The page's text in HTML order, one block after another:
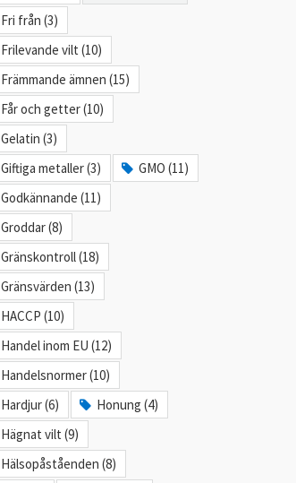
Fri från (3)
Frilevande vilt (10)
Främmande ämnen (15)
Får och getter (10)
Gelatin (3)
Giftiga metaller (3)
GMO (11)
Godkännande (11)
Groddar (8)
Gränskontroll (18)
Gränsvärden (13)
HACCP (10)
Handel inom EU (12)
Handelsnormer (10)
Hardjur (6)
Honung (4)
Hägnat vilt (9)
Hälsopåståenden (8)